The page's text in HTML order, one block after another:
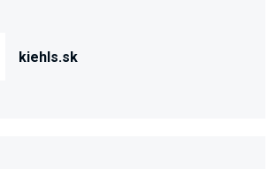
kiehls.sk